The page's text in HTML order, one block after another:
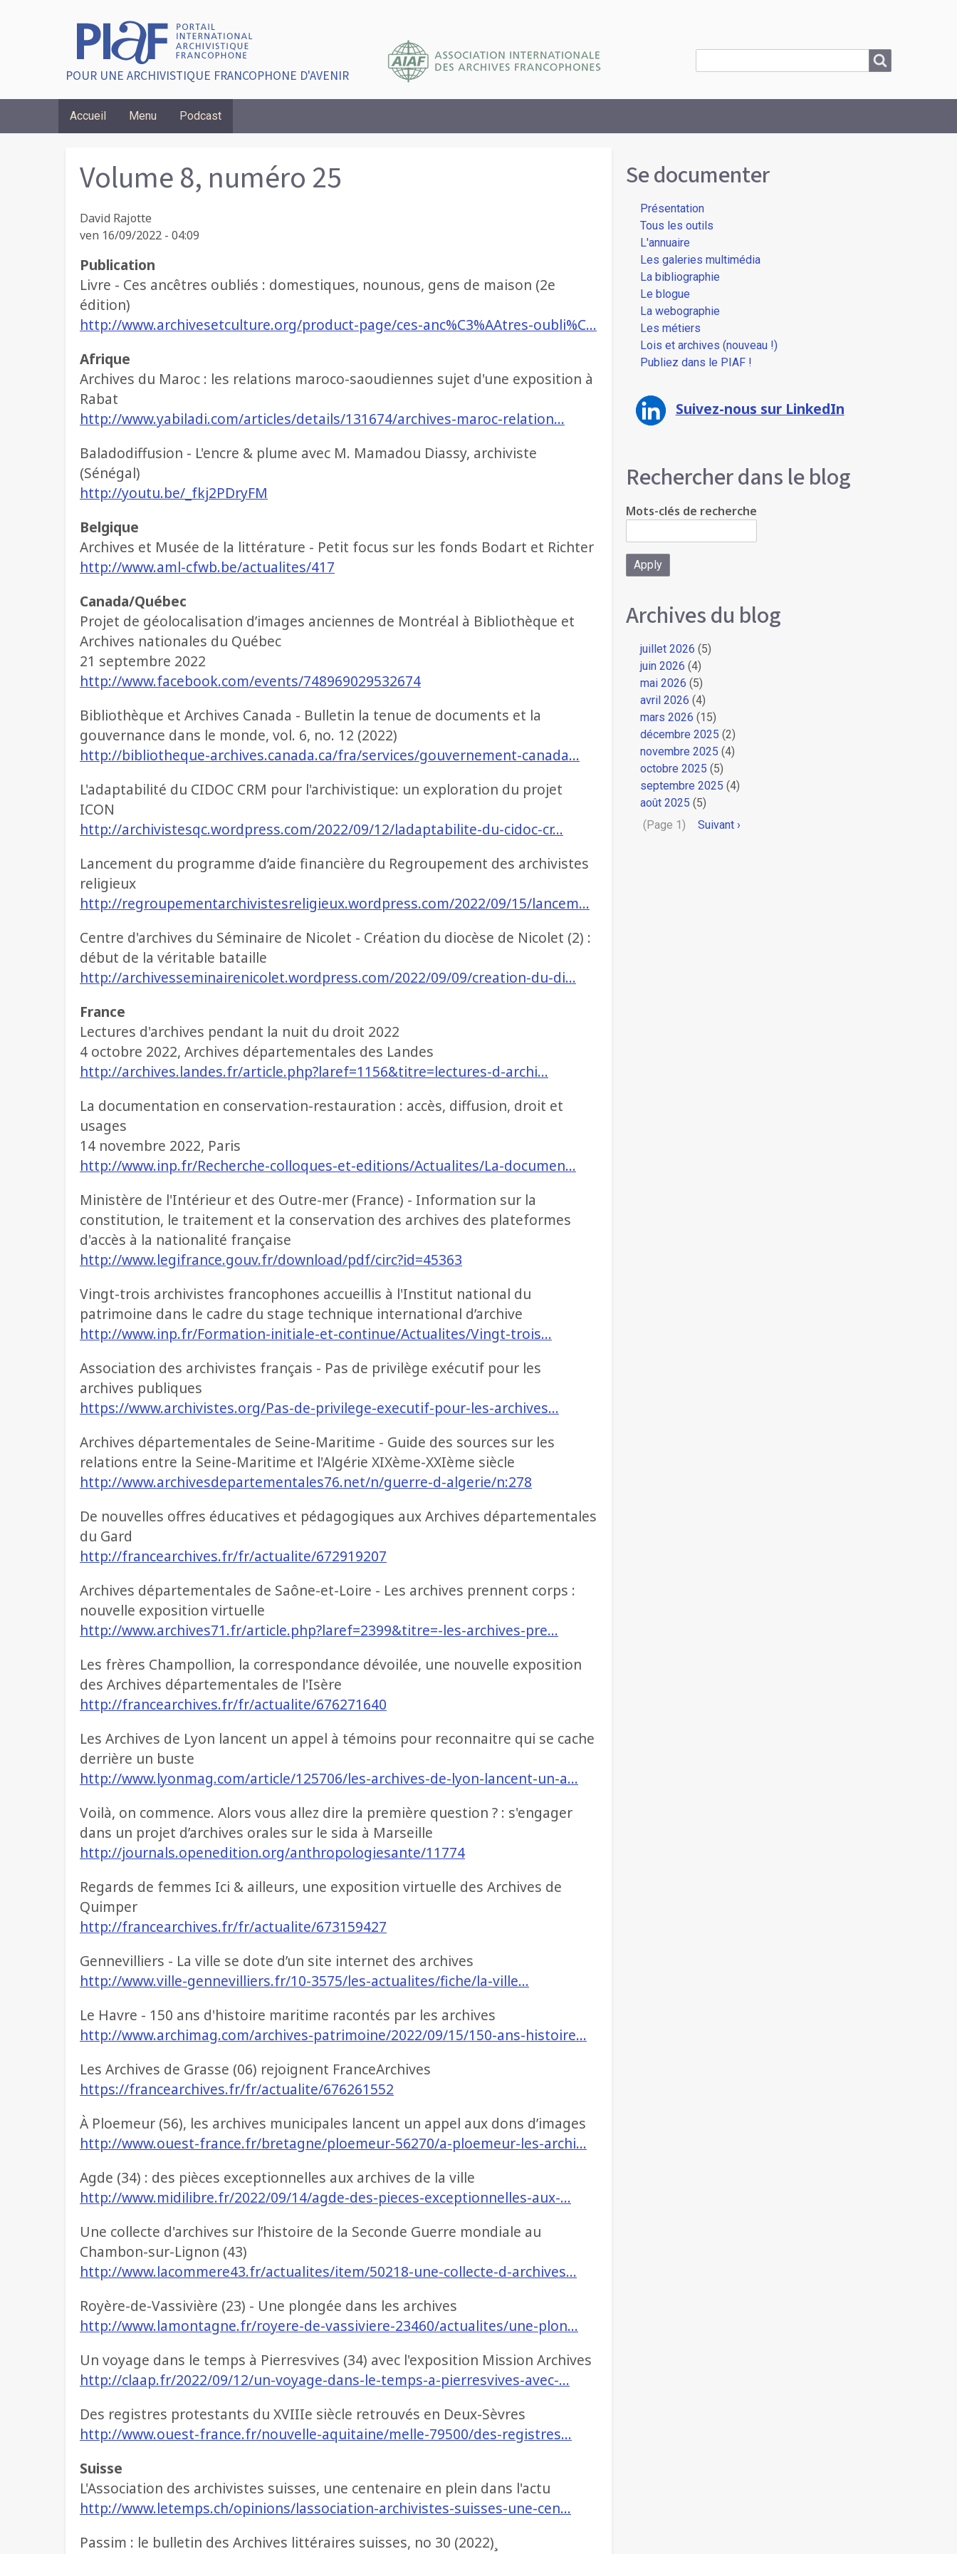
POUR UNE ARCHIVISTIQUE FRANCOPHONE D'AVENIR Search
Accueil Menu Podcast
Volume 8, numéro 25
David Rajotte
ven 16/09/2022 - 04:09
Publication
Livre - Ces ancêtres oubliés : domestiques, nounous, gens de maison (2e
édition)
http://www.archivesetculture.org/product-page/ces-anc%C3%AAtres-oubli%C…
Afrique
Archives du Maroc : les relations maroco-saoudiennes sujet d'une exposition à
Rabat
http://www.yabiladi.com/articles/details/131674/archives-maroc-relation…
Baladodiffusion - L'encre & plume avec M. Mamadou Diassy, archiviste
(Sénégal)
http://youtu.be/_fkj2PDryFM
Belgique
Archives et Musée de la littérature - Petit focus sur les fonds Bodart et Richter
http://www.aml-cfwb.be/actualites/417
Canada/Québec
Projet de géolocalisation d’images anciennes de Montréal à Bibliothèque et
Archives nationales du Québec
21 septembre 2022
http://www.facebook.com/events/748969029532674
Bibliothèque et Archives Canada - Bulletin la tenue de documents et la
gouvernance dans le monde, vol. 6, no. 12 (2022)
http://bibliotheque-archives.canada.ca/fra/services/gouvernement-canada…
L'adaptabilité du CIDOC CRM pour l'archivistique: un exploration du projet
ICON
http://archivistesqc.wordpress.com/2022/09/12/ladaptabilite-du-cidoc-cr…
Lancement du programme d’aide financière du Regroupement des archivistes
religieux
http://regroupementarchivistesreligieux.wordpress.com/2022/09/15/lancem…
Centre d'archives du Séminaire de Nicolet - Création du diocèse de Nicolet (2) :
début de la véritable bataille
http://archivesseminairenicolet.wordpress.com/2022/09/09/creation-du-di…
France
Lectures d'archives pendant la nuit du droit 2022
4 octobre 2022, Archives départementales des Landes
http://archives.landes.fr/article.php?laref=1156&titre=lectures-d-archi…
La documentation en conservation-restauration : accès, diffusion, droit et
usages
14 novembre 2022, Paris
http://www.inp.fr/Recherche-colloques-et-editions/Actualites/La-documen…
Ministère de l'Intérieur et des Outre-mer (France) - Information sur la
constitution, le traitement et la conservation des archives des plateformes
d'accès à la nationalité française
http://www.legifrance.gouv.fr/download/pdf/circ?id=45363
Vingt-trois archivistes francophones accueillis à l'Institut national du
patrimoine dans le cadre du stage technique international d’archive
http://www.inp.fr/Formation-initiale-et-continue/Actualites/Vingt-trois…
Association des archivistes français - Pas de privilège exécutif pour les
archives publiques
https://www.archivistes.org/Pas-de-privilege-executif-pour-les-archives…
Archives départementales de Seine-Maritime - Guide des sources sur les
relations entre la Seine-Maritime et l'Algérie XIXème-XXIème siècle
http://www.archivesdepartementales76.net/n/guerre-d-algerie/n:278
De nouvelles offres éducatives et pédagogiques aux Archives départementales
du Gard
http://francearchives.fr/fr/actualite/672919207
Archives départementales de Saône-et-Loire - Les archives prennent corps :
nouvelle exposition virtuelle
http://www.archives71.fr/article.php?laref=2399&titre=-les-archives-pre…
Les frères Champollion, la correspondance dévoilée, une nouvelle exposition
des Archives départementales de l'Isère
http://francearchives.fr/fr/actualite/676271640
Les Archives de Lyon lancent un appel à témoins pour reconnaitre qui se cache
derrière un buste
http://www.lyonmag.com/article/125706/les-archives-de-lyon-lancent-un-a…
Voilà, on commence. Alors vous allez dire la première question ? : s'engager
dans un projet d’archives orales sur le sida à Marseille
http://journals.openedition.org/anthropologiesante/11774
Regards de femmes Ici & ailleurs, une exposition virtuelle des Archives de
Quimper
http://francearchives.fr/fr/actualite/673159427
Gennevilliers - La ville se dote d’un site internet des archives
http://www.ville-gennevilliers.fr/10-3575/les-actualites/fiche/la-ville…
Le Havre - 150 ans d'histoire maritime racontés par les archives
http://www.archimag.com/archives-patrimoine/2022/09/15/150-ans-histoire…
Les Archives de Grasse (06) rejoignent FranceArchives
https://francearchives.fr/fr/actualite/676261552
À Ploemeur (56), les archives municipales lancent un appel aux dons d’images
http://www.ouest-france.fr/bretagne/ploemeur-56270/a-ploemeur-les-archi…
Agde (34) : des pièces exceptionnelles aux archives de la ville
http://www.midilibre.fr/2022/09/14/agde-des-pieces-exceptionnelles-aux-…
Une collecte d'archives sur l’histoire de la Seconde Guerre mondiale au
Chambon-sur-Lignon (43)
http://www.lacommere43.fr/actualites/item/50218-une-collecte-d-archives…
Royère-de-Vassivière (23) - Une plongée dans les archives
http://www.lamontagne.fr/royere-de-vassiviere-23460/actualites/une-plon…
Un voyage dans le temps à Pierresvives (34) avec l'exposition Mission Archives
http://claap.fr/2022/09/12/un-voyage-dans-le-temps-a-pierresvives-avec-…
Des registres protestants du XVIIIe siècle retrouvés en Deux-Sèvres
http://www.ouest-france.fr/nouvelle-aquitaine/melle-79500/des-registres…
Suisse
L'Association des archivistes suisses, une centenaire en plein dans l'actu
http://www.letemps.ch/opinions/lassociation-archivistes-suisses-une-cen…
Passim : le bulletin des Archives littéraires suisses, no 30 (2022)¸
Se documenter
Présentation
Tous les outils
L'annuaire
Les galeries multimédia
La bibliographie
Le blogue
La webographie
Les métiers
Lois et archives (nouveau !)
Publiez dans le PIAF !
Suivez-nous sur LinkedIn
Rechercher dans le blog
Mots-clés de recherche
Archives du blog
juillet 2026 (5)
juin 2026 (4)
mai 2026 (5)
avril 2026 (4)
mars 2026 (15)
décembre 2025 (2)
novembre 2025 (4)
octobre 2025 (5)
septembre 2025 (4)
août 2025 (5)
Pagination
(Page 1)
Page
Suivant ›